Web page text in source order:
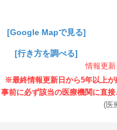
[Google Mapで見る]
[行き方を調べる]
情報更
(医